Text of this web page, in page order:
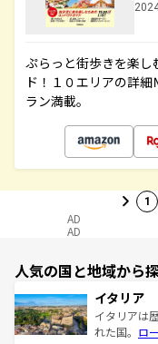
ぷらっと街歩きを楽
ド！１０エリアの詳
ラン満載。
1
AD
AD
人気の国と地域から
イタリア
イタリアは
れた国。 ロ